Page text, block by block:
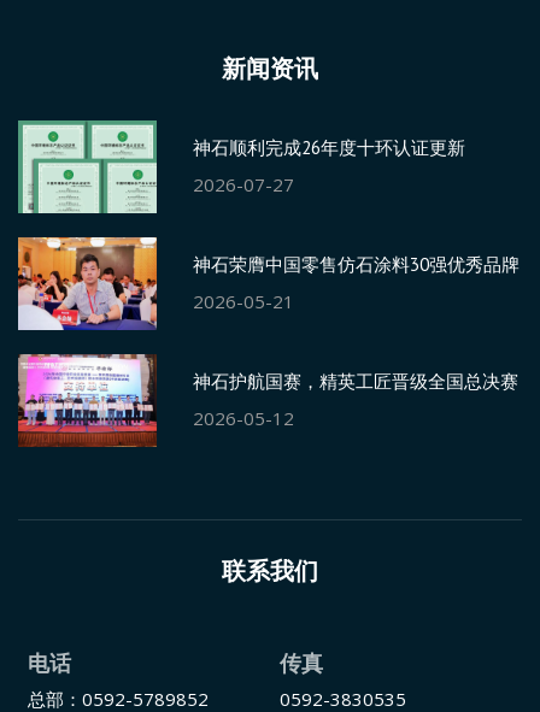
新闻资讯
神石顺利完成26年度十环认证更新
2026-07-27
神石荣膺中国零售仿石涂料30强优秀品牌
2026-05-21
神石护航国赛，精英工匠晋级全国总决赛
2026-05-12
联系我们
电话
总部：0592-5789852
传真
0592-3830535